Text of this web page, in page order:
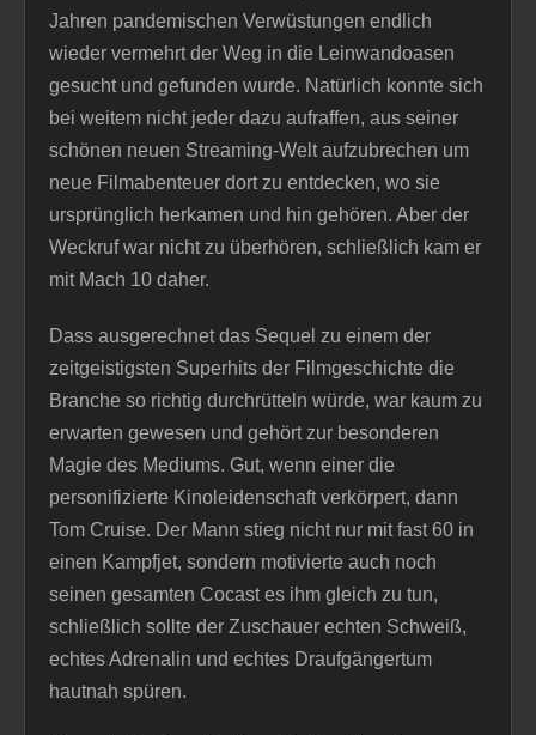
Jahren pandemischen Verwüstungen endlich
wieder vermehrt der Weg in die Leinwandoasen
gesucht und gefunden wurde. Natürlich konnte sich
bei weitem nicht jeder dazu aufraffen, aus seiner
schönen neuen Streaming-Welt aufzubrechen um
neue Filmabenteuer dort zu entdecken, wo sie
ursprünglich herkamen und hin gehören. Aber der
Weckruf war nicht zu überhören, schließlich kam er
mit Mach 10 daher.
Dass ausgerechnet das Sequel zu einem der
zeitgeistigsten Superhits der Filmgeschichte die
Branche so richtig durchrütteln würde, war kaum zu
erwarten gewesen und gehört zur besonderen
Magie des Mediums. Gut, wenn einer die
personifizierte Kinoleidenschaft verkörpert, dann
Tom Cruise. Der Mann stieg nicht nur mit fast 60 in
einen Kampfjet, sondern motivierte auch noch
seinen gesamten Cocast es ihm gleich zu tun,
schließlich sollte der Zuschauer echten Schweiß,
echtes Adrenalin und echtes Draufgängertum
hautnah spüren.